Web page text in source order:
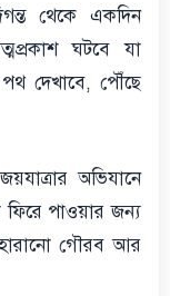
থেকে একদিন
ঘটবে যা
পথ দেখাবে, পৌঁছে
অভিযানে
ফিরে পাওয়ার জন্য
হারানো গৌরব আর